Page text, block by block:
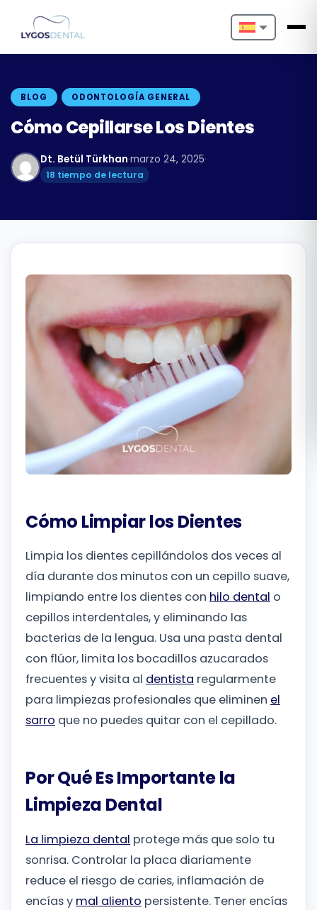
Nederlands
Español
Italiano
Български
Română
Русский
BLOG ODONTOLOGÍA GENERAL
Cómo Cepillarse Los Dientes
Dt. Betül Türkhan·marzo 24, 2025·
18 tiempo de lectura
Cómo Limpiar los Dientes
Limpia los dientes cepillándolos dos veces al
día durante dos minutos con un cepillo suave,
limpiando entre los dientes con hilo dental o
cepillos interdentales, y eliminando las
bacterias de la lengua. Usa una pasta dental
con flúor, limita los bocadillos azucarados
frecuentes y visita al dentista regularmente
para limpiezas profesionales que eliminen el
sarro que no puedes quitar con el cepillado.
Por Qué Es Importante la
Limpieza Dental
La limpieza dental protege más que solo tu
sonrisa. Controlar la placa diariamente
reduce el riesgo de caries, inflamación de
encías y mal aliento persistente. Tener encías